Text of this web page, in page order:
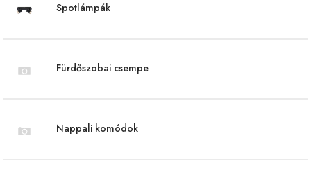
Spotlámpák
Fürdőszobai csempe
Nappali komódok